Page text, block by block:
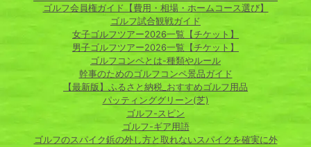
ゴルフ会員権ガイド【費用・相場・ホームコース選び】
ゴルフ試合観戦ガイド
女子ゴルフツアー2026一覧【チケット】
男子ゴルフツアー2026一覧【チケット】
ゴルフコンペとは-種類やルール
幹事のためのゴルフコンペ景品ガイド
【最新版】ふるさと納税_おすすめゴルフ用品
パッティンググリーン(芝)
ゴルフ-スピン
ゴルフ-ギア用語
ゴルフのスパイク鋲の外し方と取れないスパイクを確実に外